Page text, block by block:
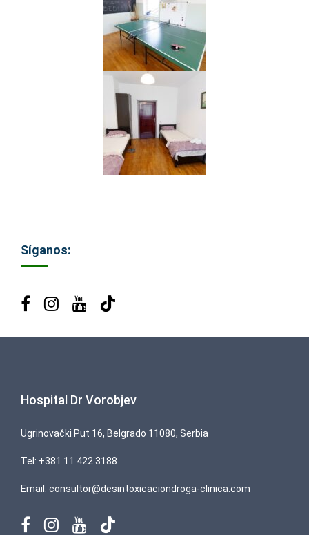
Síganos:
Hospital Dr Vorobjev
Ugrinovački Put 16, Belgrado 11080, Serbia
Tel: +381 11 422 3188
Email: consultor@desintoxicaciondroga-clinica.com